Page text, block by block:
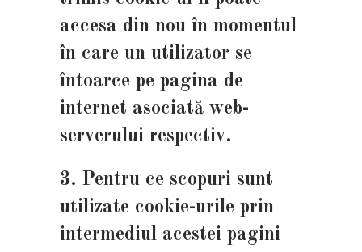
accesa din nou în momentul
în care un utilizator se
întoarce pe pagina de
internet asociată web-
serverului respectiv.
3. Pentru ce scopuri sunt
utilizate cookie-urile prin
intermediul acestei pagini